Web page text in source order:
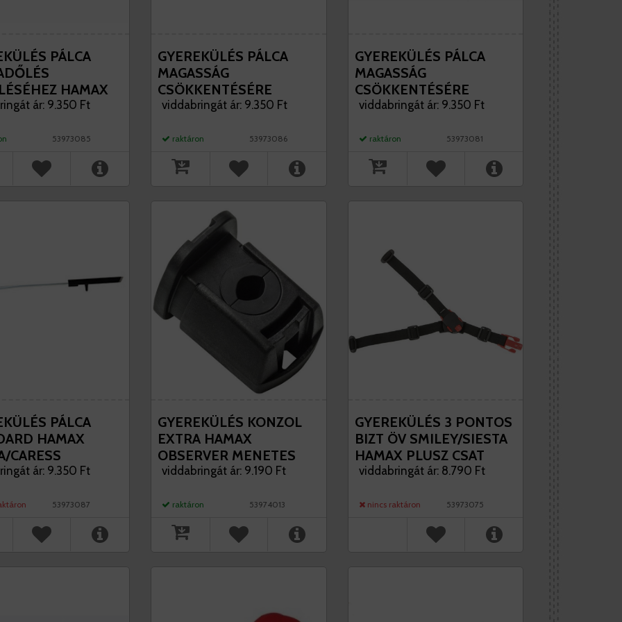
PÁLCA
HAMAX
CARESS
ár: 9.350 Ft
53973085
GYEREKÜLÉS PÁLCA
MAGASSÁG
CSÖKKENTÉSÉRE
HAMAX SIESTA/CARESS
viddabringát ár: 9.350 Ft
raktáron 53973086
GYEREKÜLÉS PÁLCA
MAGASSÁG
CSÖKKENTÉSÉRE
HAMAX
GYEREKÜLÉSEKHEZ
viddabringát ár: 9.350 Ft
raktáron 53973081
PÁLCA
HAMAX
CARESS
ár: 9.350 Ft
53973087
GYEREKÜLÉS KONZOL
EXTRA HAMAX
OBSERVER MENETES
NYAKHOZ
viddabringát ár: 9.190 Ft
raktáron 53974013
GYEREKÜLÉS 3 PONTOS
BIZT ÖV SMILEY/SIESTA
HAMAX PLUSZ CSAT
FELSŐ RÉSZ
viddabringát ár: 8.790 Ft
nincs raktáron 53973075